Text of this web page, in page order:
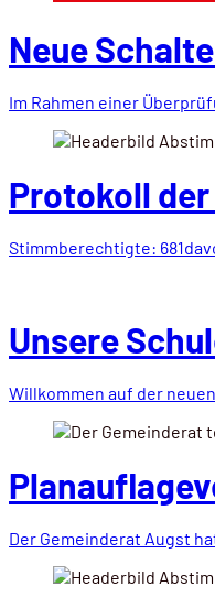
Neue
Im Rahmen einer
Protokoll
Stimmberechtigte:
Unsere
Willkommen auf der
Der Gemeinderat Augst